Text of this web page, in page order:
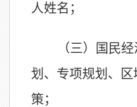
人姓名；
（三）国民
划、专项规划、
策；